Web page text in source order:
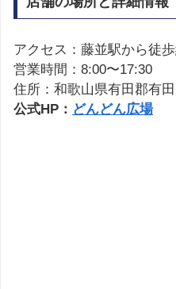
アクセス：藤並駅から徒
営業時間：8:00〜17:30
住所：和歌山県有田郡有
公式HP： どんどん広場